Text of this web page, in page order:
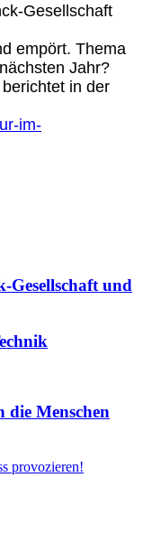
Gesellschaft
empört. Thema
Jahr?
in der
im-
Gesellschaft und
die Menschen
provozieren!